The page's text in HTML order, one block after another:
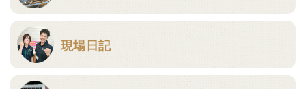
現場日記